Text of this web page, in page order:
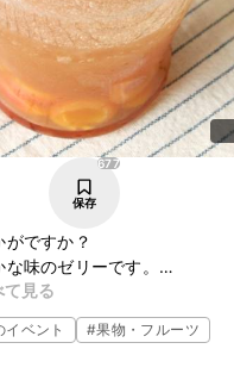
677
保存
ですか？
味のゼリーです。
も、ゼリー作りのバリエー
見る
イベント #果物・フルーツ